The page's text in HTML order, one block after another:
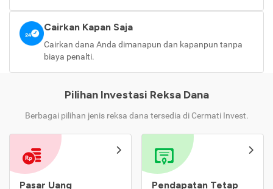
Cairkan Kapan Saja
Cairkan dana Anda dimanapun dan kapanpun tanpa
biaya penalti.
Pilihan Investasi Reksa Dana
Berbagai pilihan jenis reksa dana tersedia di Cermati Invest.
Pasar Uang Pendapatan Tetap